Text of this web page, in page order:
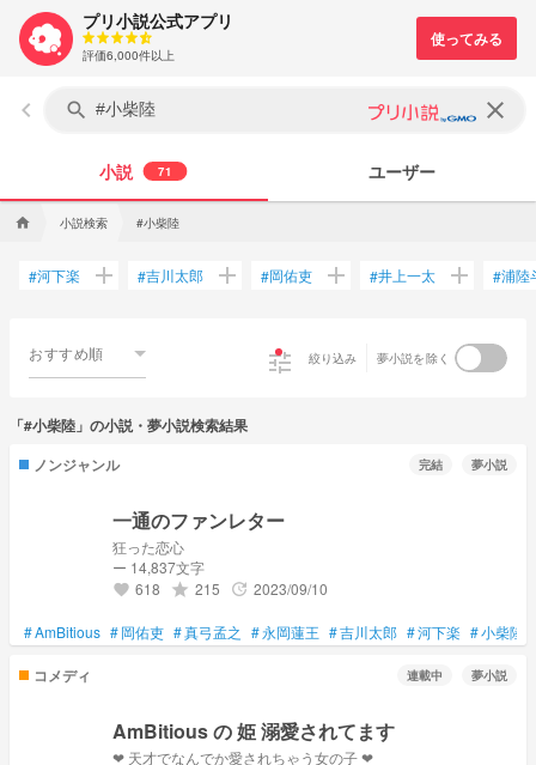
プリ小説公式アプリ
評価6,000件以上
keyboard_arrow_left search clear
小説 71 ユーザー
home 小説検索 #小柴陸
#河下楽 add #吉川太郎 add #岡佑吏 add #井上一太 add #浦陸
おすすめ順 tune 絞り込み 夢小説を除く
「#小柴陸」の小説・夢小説検索結果
ノンジャンル
完結 夢小説
一通のファンレター
狂った恋心
ー 14,837文字
favorite 618 grade 215 update 2023/09/10
#AmBitious #岡佑吏 #真弓孟之 #永岡蓮王 #吉川太郎 #河下楽 #小柴陸
コメディ 連載中 夢小説
AmBitious の 姫 溺愛されてます